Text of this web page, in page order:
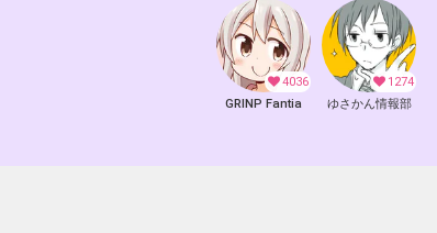
4036
GRINP Fantia
1274
ゆさかん情報部